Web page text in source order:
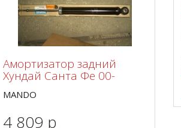
Амортизатор задний
Хундай Санта Фе 00-
MANDO
4 809 p